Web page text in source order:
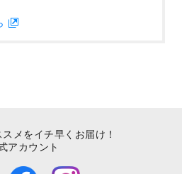
メをイチ早くお届け！
アカウント